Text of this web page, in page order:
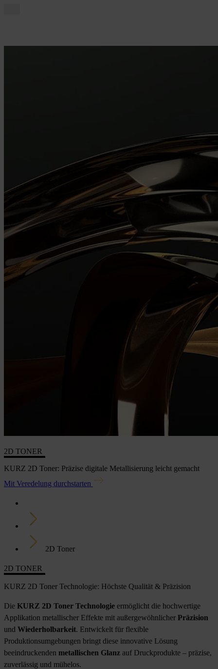
2D TONER
KURZ 2D Toner: Präzise digitale Metallisierung leicht gemacht
Mit Veredelung durchstarten
2D Toner
2D TONER
KURZ 2D Toner Technologie: Höchste Qualität & Präzision
Die KURZ 2D Toner Technologie ermöglicht die hochwertige
Applikation metallischer Effekte mit außergewöhnlicher Präzision
und Wiederholbarkeit. Entwickelt für flexible
Produktionsumgebungen bringt diese innovative Lösung
beeindruckenden metallischen Glanz auf Druckprodukte – präzise,
zuverlässig und mühelos.